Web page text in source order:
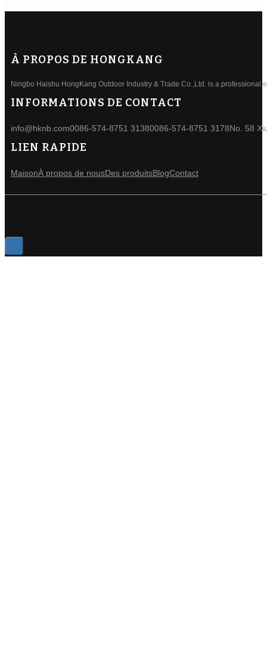
À PROPOS DE HONGKANG
Ningbo Haishu HongKang Outdoor Industry & Trade Co.,Ltd. is a professional
INFORMATIONS DE CONTACT
info@hknb.com0086-574-8751 31380086-574-8751 3178No. 58
LIEN RAPIDE
MaisonÀ propos de nousDes produitsBlogContact